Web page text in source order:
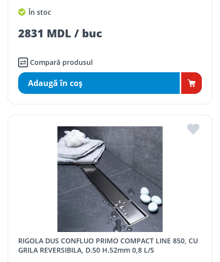
În stoc
2831 MDL / buc
Compară produsul
Adaugă în coş
RIGOLA DUS CONFLUO PRIMO COMPACT LINE 850, CU
GRILA REVERSIBILA, D.50 H.52mm 0,8 L/S